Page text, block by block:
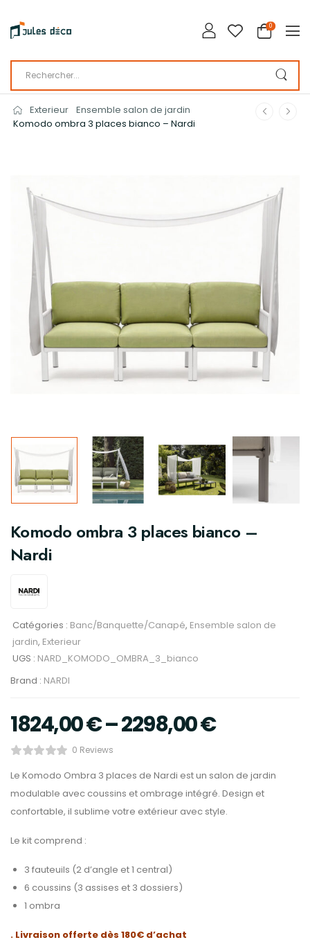
0
Exterieur Ensemble salon de jardin
Komodo ombra 3 places bianco – Nardi
Komodo ombra 3 places bianco –
Nardi
Catégories : Banc/Banquette/Canapé, Ensemble salon de
jardin, Exterieur
UGS : NARD_KOMODO_OMBRA_3_bianco
Brand : NARDI
1824,00€–2298,00€
0 Reviews
Le Komodo Ombra 3 places de Nardi est un salon de jardin
modulable avec coussins et ombrage intégré. Design et
confortable, il sublime votre extérieur avec style.
Le kit comprend :
3 fauteuils (2 d’angle et 1 central)
6 coussins (3 assises et 3 dossiers)
1 ombra
. Livraison offerte dès 180€ d’achat